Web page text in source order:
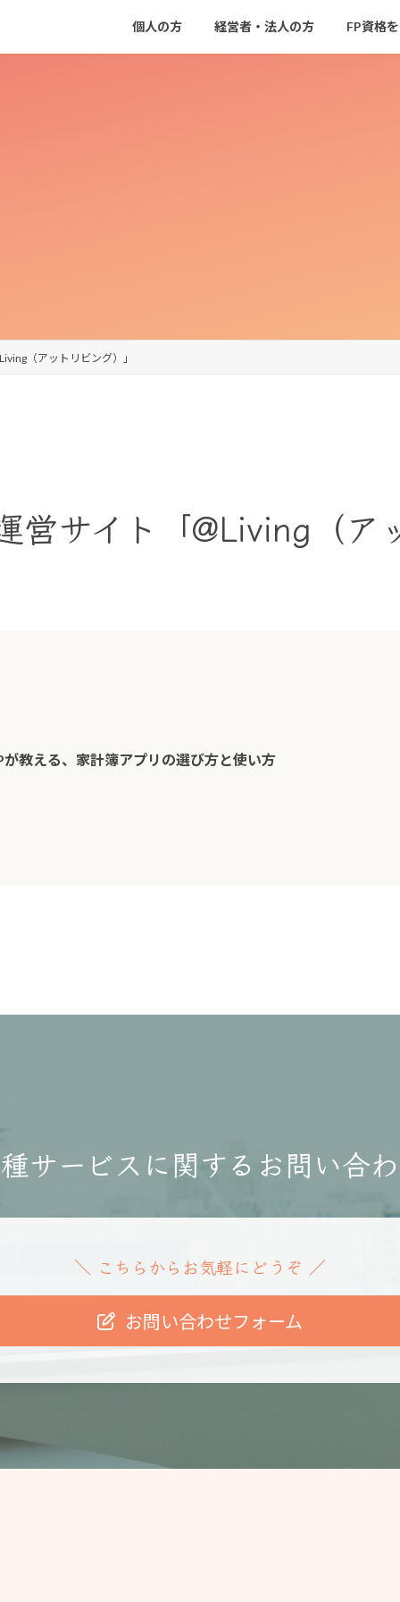
個人の方 経営者・法人の方 FP資格
（アットリビング）」
営サイト「@Living（ア
教える、家計簿アプリの選び方と使い方
サービスに関する お問い合
＼ こちらからお気軽にどうぞ ／
お問い合わせフォーム